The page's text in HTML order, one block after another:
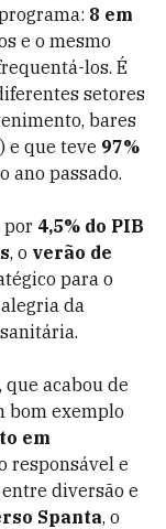
8 em
e o mesmo
los. É
setores
bares
e que teve 97%
ano passado.
por 4,5% do PIB
, o verão de
para o
da
que acabou de
bom exemplo
em
responsável e
diversão e
Spanta, o